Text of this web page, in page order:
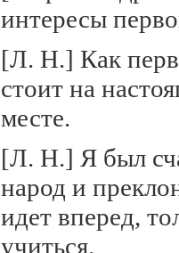
интересы
[Л. Н.] Как
стоит на
месте.
[Л. Н.] Я был
народ и
идет вперед,
учиться.